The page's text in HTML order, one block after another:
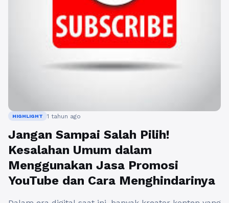
HIGHLIGHT 1 tahun ago
Jangan Sampai Salah Pilih!
Kesalahan Umum dalam
Menggunakan Jasa Promosi
YouTube dan Cara Menghindarinya